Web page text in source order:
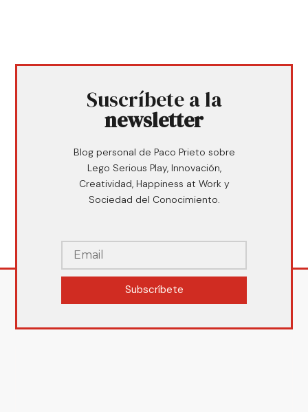
Suscríbete a la
newsletter
Blog personal de Paco Prieto sobre
Lego Serious Play, Innovación,
Creatividad, Happiness at Work y
Sociedad del Conocimiento.
Subscríbete